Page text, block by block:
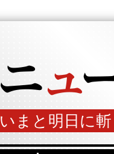
いまと明日に